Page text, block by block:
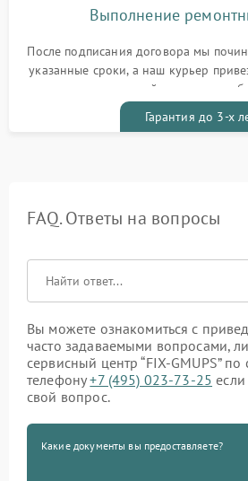
Выполнение
После подписания договора мы
указанные сроки, а наш курьер
гарантийным талоном
Гарантия до 3-х
FAQ. Ответы на вопросы
Вы можете ознакомиться с
часто задаваемыми вопросами,
сервисный центр “FIX-GMUPS”
телефону+7 (495) 023-73-25
свой вопрос.
Какие документы вы предоставляете?